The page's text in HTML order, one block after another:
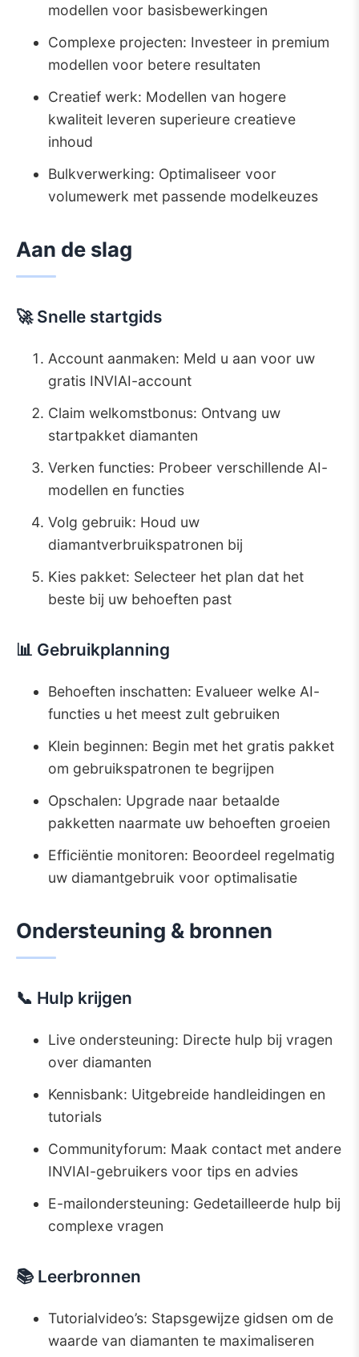
modellen voor basisbewerkingen
Complexe projecten: Investeer in premium
modellen voor betere resultaten
Creatief werk: Modellen van hogere
kwaliteit leveren superieure creatieve
inhoud
Bulkverwerking: Optimaliseer voor
volumewerk met passende modelkeuzes
Aan de slag
🚀 Snelle startgids
Account aanmaken: Meld u aan voor uw
gratis INVIAI-account
Claim welkomstbonus: Ontvang uw
startpakket diamanten
Verken functies: Probeer verschillende AI-
modellen en functies
Volg gebruik: Houd uw
diamantverbruikspatronen bij
Kies pakket: Selecteer het plan dat het
beste bij uw behoeften past
📊 Gebruikplanning
Behoeften inschatten: Evalueer welke AI-
functies u het meest zult gebruiken
Klein beginnen: Begin met het gratis pakket
om gebruikspatronen te begrijpen
Opschalen: Upgrade naar betaalde
pakketten naarmate uw behoeften groeien
Efficiëntie monitoren: Beoordeel regelmatig
uw diamantgebruik voor optimalisatie
Ondersteuning & bronnen
📞 Hulp krijgen
Live ondersteuning: Directe hulp bij vragen
over diamanten
Kennisbank: Uitgebreide handleidingen en
tutorials
Communityforum: Maak contact met andere
INVIAI-gebruikers voor tips en advies
E-mailondersteuning: Gedetailleerde hulp bij
complexe vragen
📚 Leerbronnen
Tutorialvideo’s: Stapsgewijze gidsen om de
waarde van diamanten te maximaliseren